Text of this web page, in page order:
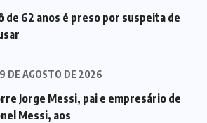
de 62 anos é preso por suspeita de
9 DE AGOSTO DE 2026
Jorge Messi, pai e empresário de
Messi, aos